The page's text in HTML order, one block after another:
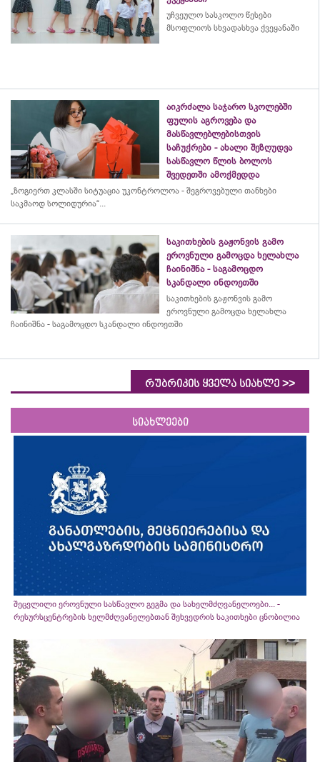
უჩვეულო სასკოლო წესები
მსოფლიოს სხვადასხვა ქვეყანაში
აიკრძალა საჯარო სკოლებში
ფულის აგროვება და
მასწავლებლებისთვის
საჩუქრები - ახალი შეზღუდვა
სასწავლო წლის ბოლოს
შვედეთში ამოქმედდა
„ზოგიერთ კლასში სიტუაცია უკონტროლოა - შეგროვებული თანხები
საკმაოდ სოლიდურია“...
საკითხების გაჟონვის გამო
ეროვნული გამოცდა ხელახლა
ჩაინიშნა - საგამოცდო
სკანდალი ინდოეთში
საკითხების გაჟონვის გამო
ეროვნული გამოცდა ხელახლა
ჩაინიშნა - საგამოცდო სკანდალი ინდოეთში
რუბრიკის ყველა სიახლე >>
სიახლეები
შეცვლილი ეროვნული სასწავლო გეგმა და სახელმძღვანელოები... -
რესურსცენტრების ხელმძღვანელებთან შეხვედრის საკითხები ცნობილია